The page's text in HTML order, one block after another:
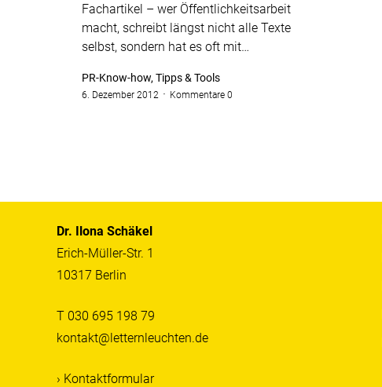
Fachartikel – wer Öffentlichkeitsarbeit
macht, schreibt längst nicht alle Texte
selbst, sondern hat es oft mit…
PR-Know-how, Tipps & Tools
6. Dezember 2012 Kommentare 0
Dr. Ilona Schäkel
Erich-Müller-Str. 1
10317 Berlin
T 030 695 198 79
kontakt@letternleuchten.de
› Kontaktformular